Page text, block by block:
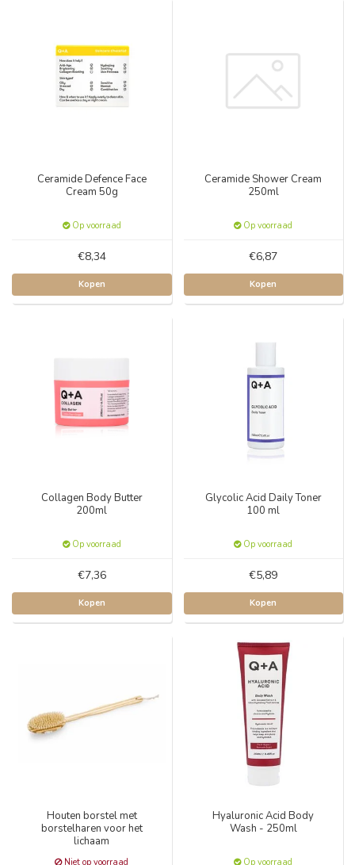
Ceramide Defence Face
Cream 50g
Op voorraad
€8,34
Kopen
Ceramide Shower Cream
250ml
Op voorraad
€6,87
Kopen
Collagen Body Butter
200ml
Op voorraad
€7,36
Kopen
Glycolic Acid Daily Toner
100 ml
Op voorraad
€5,89
Kopen
Houten borstel met
borstelharen voor het
lichaam
Niet op voorraad
Hyaluronic Acid Body
Wash - 250ml
Op voorraad